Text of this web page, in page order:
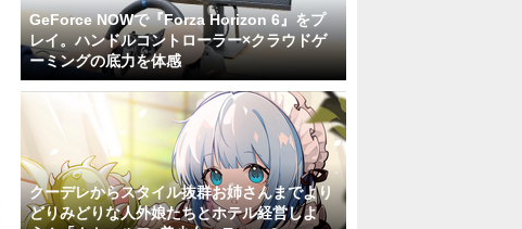
GeForce NOWで『Forza Horizon 6』をプ
レイ。ハンドルコントローラー×クラウドゲ
ーミングの底力を体感
クーデレからスタイル抜群お姉さんまでより
どりみどりな人外娘たちとホテル経営しよ